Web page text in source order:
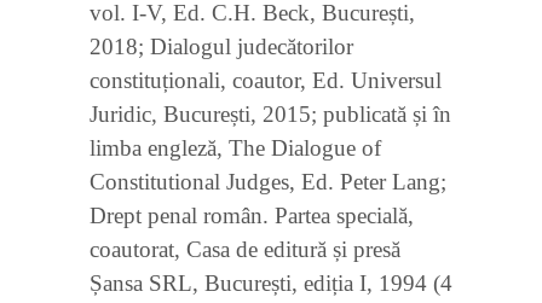
vol. I-V, Ed. C.H. Beck, București,
2018; Dialogul judecătorilor
constituționali, coautor, Ed. Universul
Juridic, București, 2015; publicată și în
limba engleză, The Dialogue of
Constitutional Judges, Ed. Peter Lang;
Drept penal român. Partea specială,
coautorat, Casa de editură și presă
Șansa SRL, București, ediția I, 1994 (4